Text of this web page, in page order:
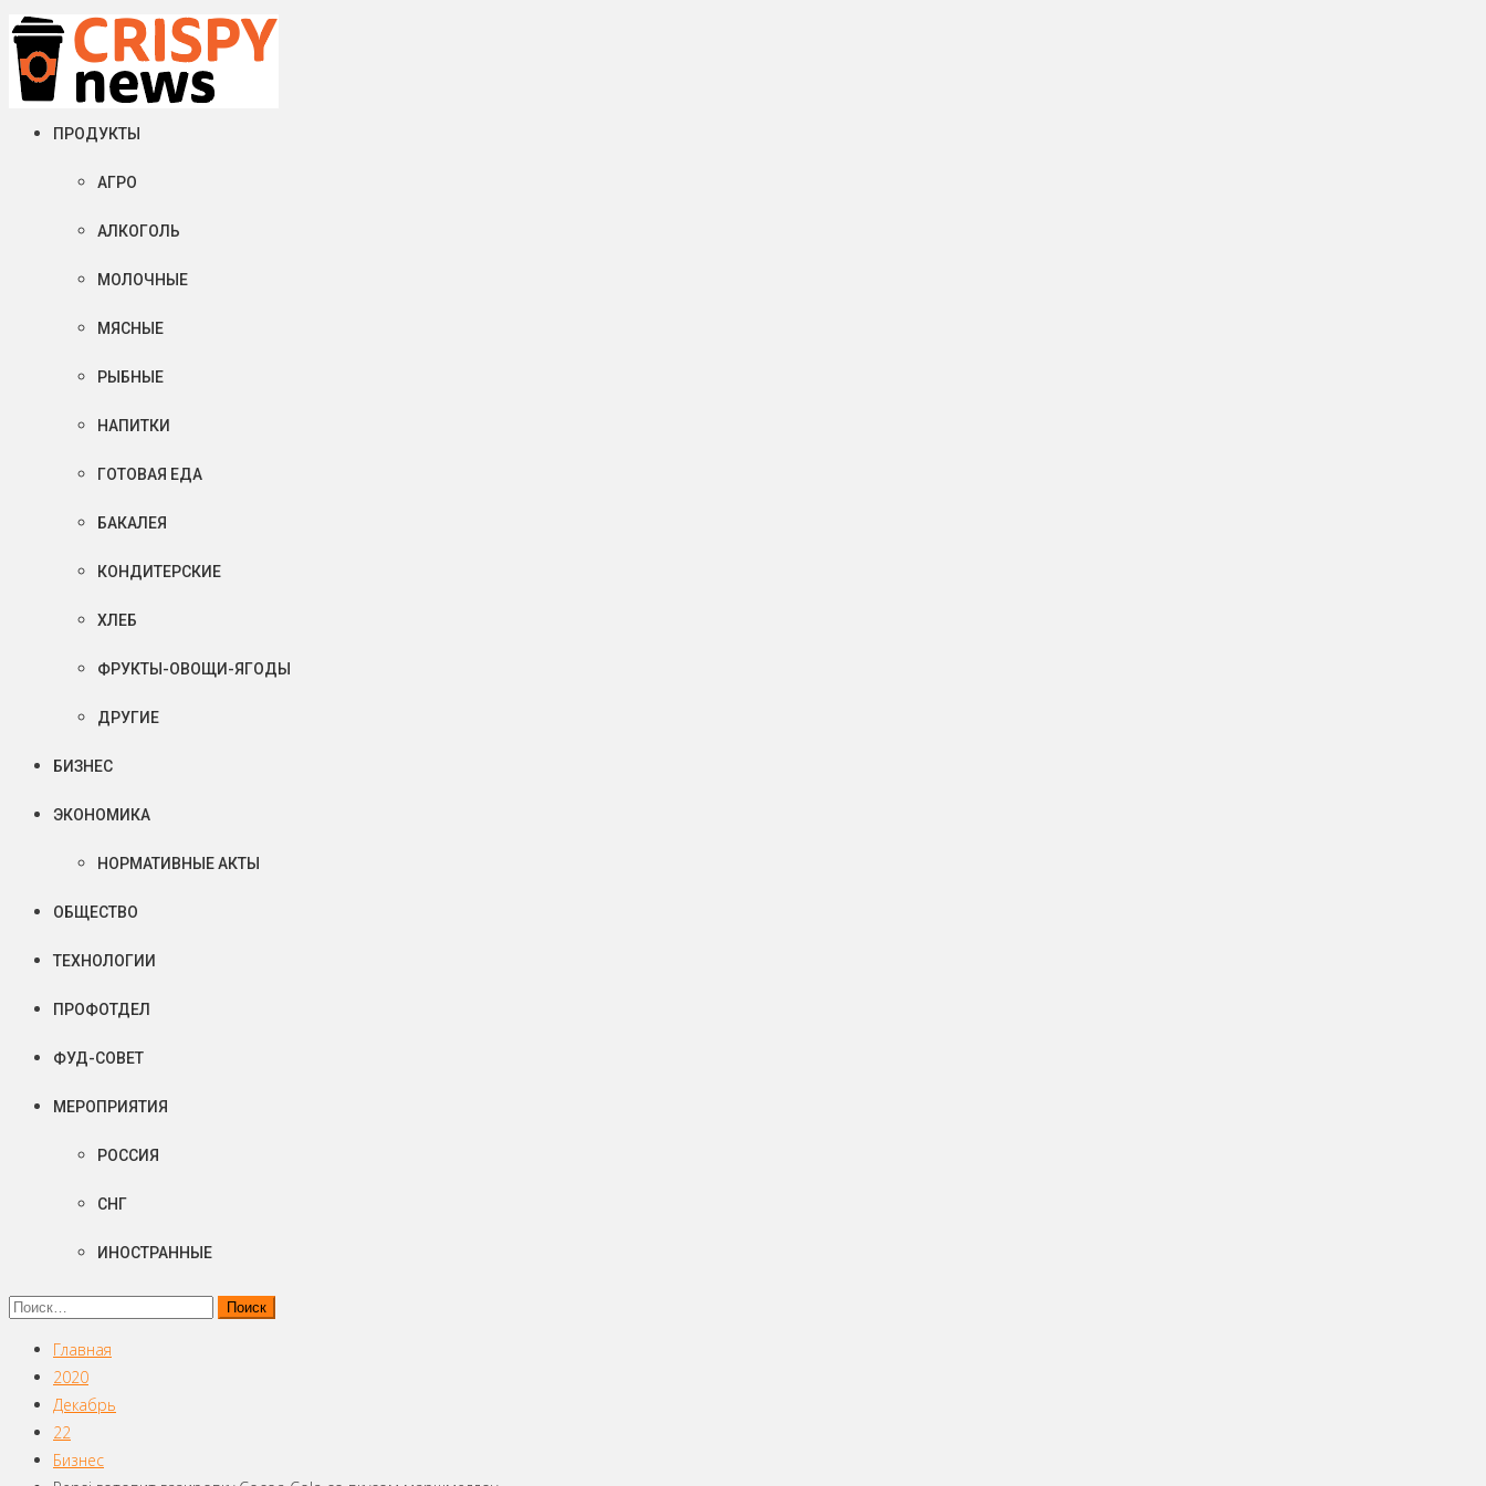
Четверг, 06 августа, 2026
Crispy News/Криспи Ньюс
События и тенденции рынка пищевой промышленности в России и мире
ПРОДУКТЫ
АГРО
АЛКОГОЛЬ
МОЛОЧНЫЕ
МЯСНЫЕ
РЫБНЫЕ
НАПИТКИ
ГОТОВАЯ ЕДА
БАКАЛЕЯ
КОНДИТЕРСКИЕ
ХЛЕБ
ФРУКТЫ-ОВОЩИ-ЯГОДЫ
ДРУГИЕ
БИЗНЕС
ЭКОНОМИКА
НОРМАТИВНЫЕ АКТЫ
ОБЩЕСТВО
ТЕХНОЛОГИИ
ПРОФОТДЕЛ
ФУД-СОВЕТ
МЕРОПРИЯТИЯ
РОССИЯ
СНГ
ИНОСТРАННЫЕ
Найти:
Главная
2020
Декабрь
22
Бизнес